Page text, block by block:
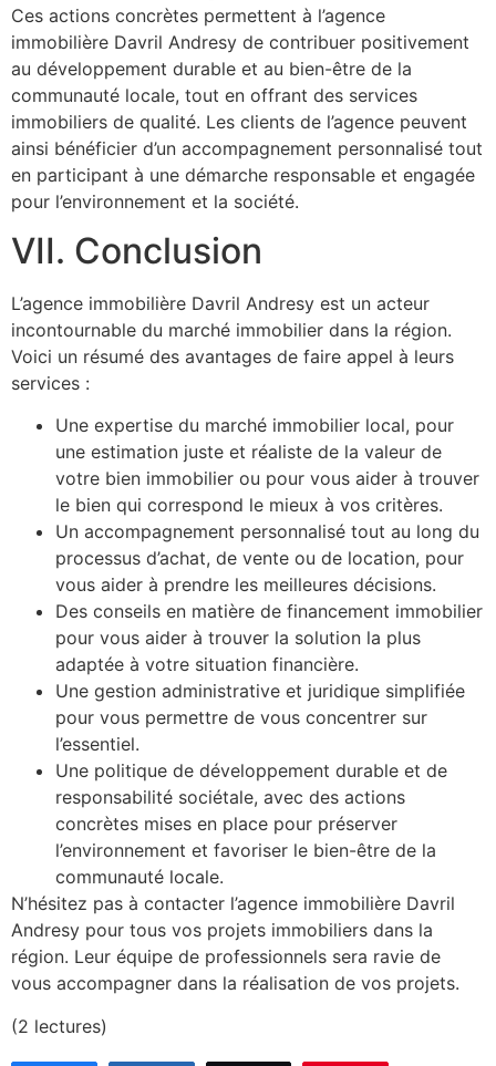
Ces actions concrètes permettent à l’agence
immobilière Davril Andresy de contribuer positivement
au développement durable et au bien-être de la
communauté locale, tout en offrant des services
immobiliers de qualité. Les clients de l’agence peuvent
ainsi bénéficier d’un accompagnement personnalisé tout
en participant à une démarche responsable et engagée
pour l’environnement et la société.
VII. Conclusion
L’agence immobilière Davril Andresy est un acteur
incontournable du marché immobilier dans la région.
Voici un résumé des avantages de faire appel à leurs
services :
Une expertise du marché immobilier local, pour
une estimation juste et réaliste de la valeur de
votre bien immobilier ou pour vous aider à trouver
le bien qui correspond le mieux à vos critères.
Un accompagnement personnalisé tout au long du
processus d’achat, de vente ou de location, pour
vous aider à prendre les meilleures décisions.
Des conseils en matière de financement immobilier
pour vous aider à trouver la solution la plus
adaptée à votre situation financière.
Une gestion administrative et juridique simplifiée
pour vous permettre de vous concentrer sur
l’essentiel.
Une politique de développement durable et de
responsabilité sociétale, avec des actions
concrètes mises en place pour préserver
l’environnement et favoriser le bien-être de la
communauté locale.
N’hésitez pas à contacter l’agence immobilière Davril
Andresy pour tous vos projets immobiliers dans la
région. Leur équipe de professionnels sera ravie de
vous accompagner dans la réalisation de vos projets.
(2 lectures)